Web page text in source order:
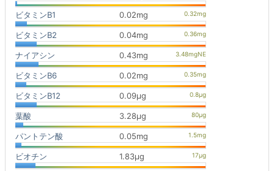
ビタミンB1 0.02mg
ビタミンB2 0.04mg
ナイアシン 0.43mg
ビタミンB6 0.02mg
ビタミンB12 0.09μg
葉酸 3.28μg
パントテン酸 0.05mg
ビオチン 1.83μg